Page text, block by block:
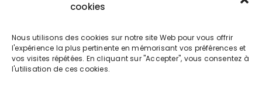
cookies
Nous utilisons des cookies sur notre site Web pour vous offrir
l'expérience la plus pertinente en mémorisant vos préférences et
vos visites répétées. En cliquant sur "Accepter", vous consentez à
l'utilisation de ces cookies.
Copyright 2024 | Powered byEolia Software